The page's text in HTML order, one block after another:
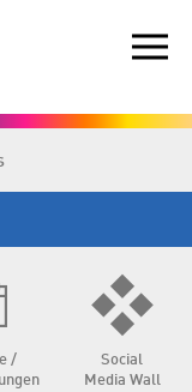
/
Social
Media Wall